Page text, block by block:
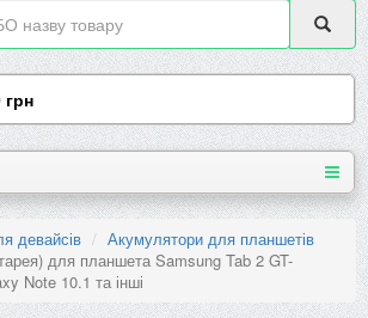
грн
девайсів
Акумулятори для планшетів
для планшета Samsung Tab 2 GT-
Note 10.1 та інші